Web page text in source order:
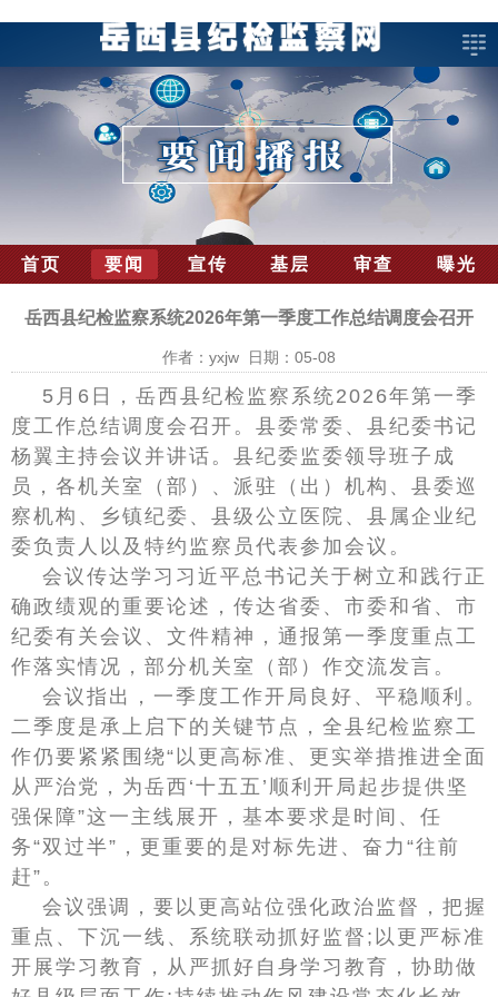
首页 要闻 宣传 基层 审查 曝光
岳西县纪检监察系统2026年第一季度工作总结调度会召开
作者：yxjw 日期：05-08
5月6日，岳西县纪检监察系统2026年第一季
度工作总结调度会召开。县委常委、县纪委书记
杨翼主持会议并讲话。县纪委监委领导班子成
员，各机关室（部）、派驻（出）机构、县委巡
察机构、乡镇纪委、县级公立医院、县属企业纪
委负责人以及特约监察员代表参加会议。
会议传达学习习近平总书记关于树立和践行正
确政绩观的重要论述，传达省委、市委和省、市
纪委有关会议、文件精神，通报第一季度重点工
作落实情况，部分机关室（部）作交流发言。
会议指出，一季度工作开局良好、平稳顺利。
二季度是承上启下的关键节点，全县纪检监察工
作仍要紧紧围绕“以更高标准、更实举措推进全面
从严治党，为岳西‘十五五’顺利开局起步提供坚
强保障”这一主线展开，基本要求是时间、任
务“双过半”，更重要的是对标先进、奋力“往前
赶”。
会议强调，要以更高站位强化政治监督，把握
重点、下沉一线、系统联动抓好监督;以更严标准
开展学习教育，从严抓好自身学习教育，协助做